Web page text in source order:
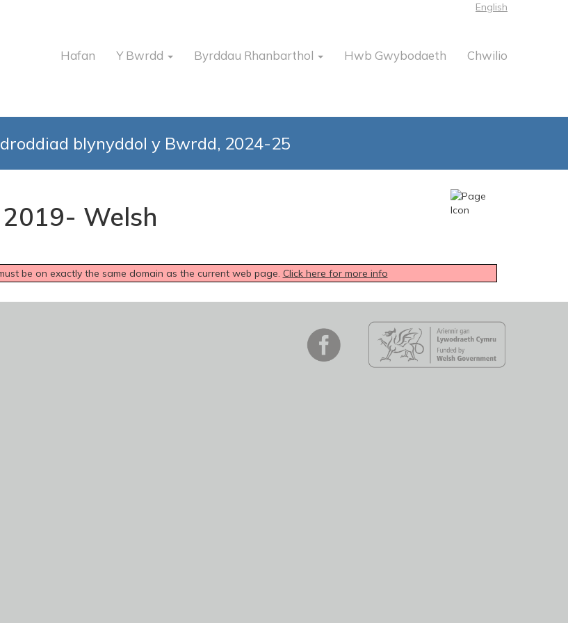
English
Hafan Y Bwrdd Byrddau Rhanbarthol Hwb Gwybodaeth Chwilio
blynyddol y Bwrdd, 2024-25
Welsh
be on exactly the same domain as the current web page. Click here for more info